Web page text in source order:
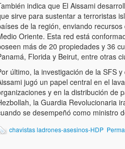
indica que El Aissami
sirve para sustentar a terroristas
de la región, enviando
Oriente. Esta red está
más de 20 propiedades y 36
Florida y Beirut, entre otras
último, la investigación de la SFS
jugó un papel central en el
y en la distribución de
la Guardia Revolucionaria
se desempeñó como ministro
chavistas ladrones-asesinos-HDP